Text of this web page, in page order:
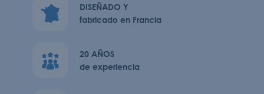
DISEÑADO Y
fabricado en Francia
20 AÑOS
de experiencia